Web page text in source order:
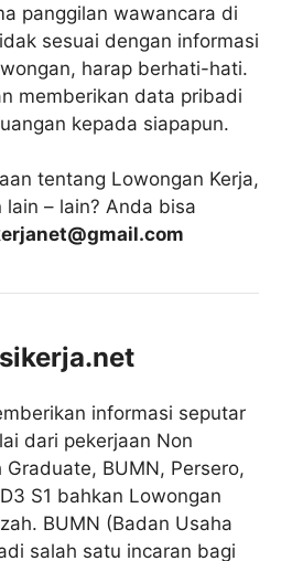
panggilan wawancara di
sesuai dengan informasi
harap berhati-hati.
memberikan data pribadi
kepada siapapun.
tentang Lowongan Kerja,
lain – lain? Anda bisa
informasi seputar
dari pekerjaan Non
Graduate, BUMN, Persero,
S1 bahkan Lowongan
BUMN (Badan Usaha
salah satu incaran bagi